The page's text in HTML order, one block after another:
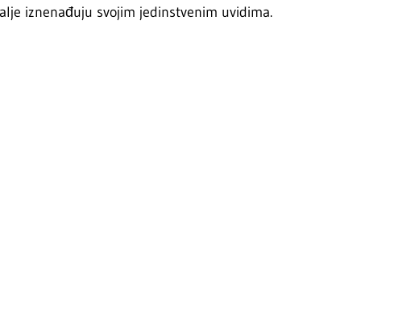
iznenađuju svojim jedinstvenim uvidima.